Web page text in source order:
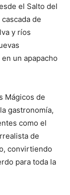
el Salto del
de
y ríos
un apapacho
Mágicos de
gastronomía,
como el
de
convirtiendo
para toda la